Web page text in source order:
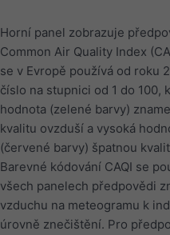
Horní panel zobrazuje
Common Air Quality Index
se v Evropě používá od roku
číslo na stupnici od 1 do 100,
hodnota (zelené barvy)
kvalitu ovzduší a vysoká
(červené barvy) špatnou
Barevné kódování CAQI se
všech panelech předpovědi
vzduchu na meteogramu k
úrovně znečištění. Pro